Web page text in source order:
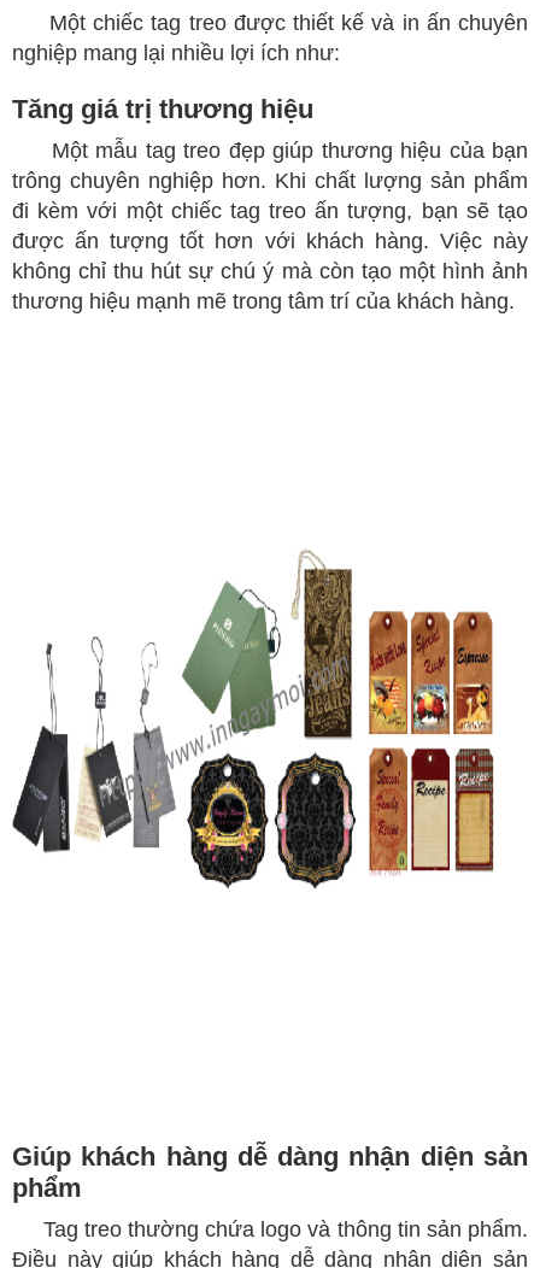
Một chiếc tag treo được thiết kế và in ấn chuyên
nghiệp mang lại nhiều lợi ích như:
Tăng giá trị thương hiệu
Một mẫu tag treo đẹp giúp thương hiệu của bạn
trông chuyên nghiệp hơn. Khi chất lượng sản phẩm
đi kèm với một chiếc tag treo ấn tượng, bạn sẽ tạo
được ấn tượng tốt hơn với khách hàng. Việc này
không chỉ thu hút sự chú ý mà còn tạo một hình ảnh
thương hiệu mạnh mẽ trong tâm trí của khách hàng.
Giúp khách hàng dễ dàng nhận diện sản
phẩm
Tag treo thường chứa logo và thông tin sản phẩm.
Điều này giúp khách hàng dễ dàng nhận diện sản